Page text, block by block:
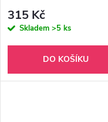
315 Kč
Skladem >5 ks
DO KOŠÍKU